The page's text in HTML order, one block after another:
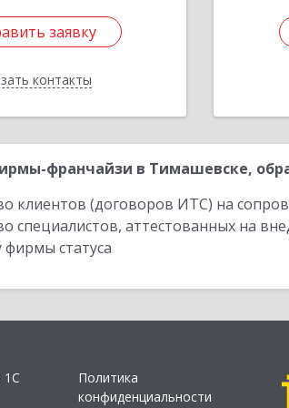
заявку
контакты
заявку
Назад
франчайзи в Тимашевске,
клиентов (договоров ИТС) на
специалистов, аттестованных на
фирмы статуса
1С
Политика
конфиденциальности